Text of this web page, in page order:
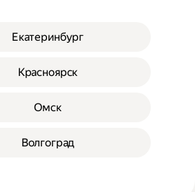
Екатеринбург
Красноярск
Омск
Волгоград